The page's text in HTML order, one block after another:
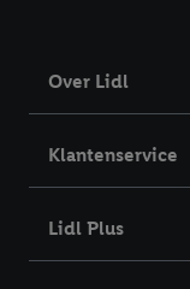
Over Lidl
Klantenservice
Lidl Plus